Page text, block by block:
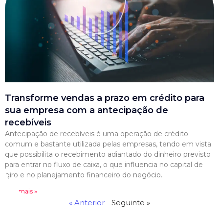
Transforme vendas a prazo em crédito para
sua empresa com a antecipação de
recebíveis
Antecipação de recebíveis é uma operação de crédito
comum e bastante utilizada pelas empresas, tendo em vista
que possibilita o recebimento adiantado do dinheiro previsto
para entrar no fluxo de caixa, o que influencia no capital de
giro e no planejamento financeiro do negócio.
Leia mais »
« Anterior Seguinte »